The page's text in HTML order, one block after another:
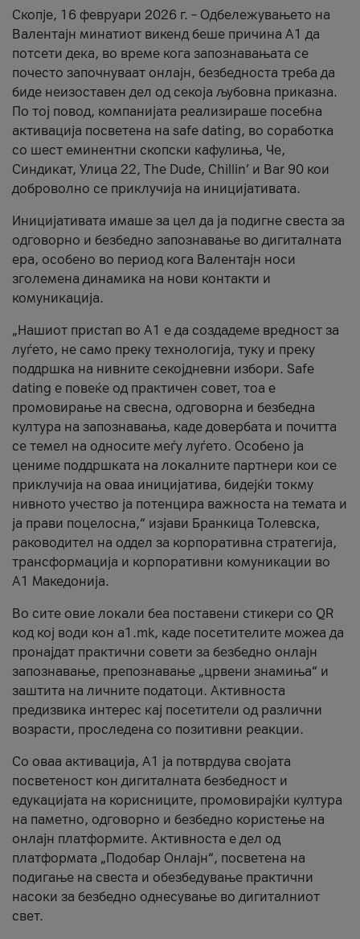
Скопје, 16 февруари 2026 г. – Одбележувањето на
Валентајн минатиот викенд беше причина А1 да
потсети дека, во време кога запознавањата се
почесто започнуваат онлајн, безбедноста треба да
биде неизоставен дел од секоја љубовна приказна.
По тој повод, компанијата реализираше посебна
активација посветена на safe dating, во соработка
со шест еминентни скопски кафулиња, Че,
Синдикат, Улица 22, The Dude, Chillin’ и Bar 90 кои
доброволно се приклучија на иницијативата.
Иницијативата имаше за цел да ја подигне свеста за
одговорно и безбедно запознавање во дигиталната
ера, особено во период кога Валентајн носи
зголемена динамика на нови контакти и
комуникација.
„Нашиот пристап во А1 е да создадеме вредност за
луѓето, не само преку технологија, туку и преку
поддршка на нивните секојдневни избори. Safe
dating е повеќе од практичен совет, тоа е
промовирање на свесна, одговорна и безбедна
култура на запознавања, каде довербата и почитта
се темел на односите меѓу луѓето. Особено ја
цениме поддршката на локалните партнери кои се
приклучија на оваа иницијатива, бидејќи токму
нивното учество ја потенцира важноста на темата и
ја прави поцелосна,“ изјави Бранкица Толевска,
раководител на оддел за корпоративна стратегија,
трансформација и корпоративни комуникации во
А1 Македонија.
Во сите овие локали беа поставени стикери со QR
код кој води кон a1.mk, каде посетителите можеа да
пронајдат практични совети за безбедно онлајн
запознавање, препознавање „црвени знамиња“ и
заштита на личните податоци. Активноста
предизвика интерес кај посетители од различни
возрасти, проследена со позитивни реакции.
Со оваа активација, А1 ја потврдува својата
посветеност кон дигиталната безбедност и
едукацијата на корисниците, промовирајќи култура
на паметно, одговорно и безбедно користење на
онлајн платформите. Активноста е дел од
платформата „Подобар Онлајн“, посветена на
подигање на свеста и обезбедување практични
насоки за безбедно однесување во дигиталниот
свет.